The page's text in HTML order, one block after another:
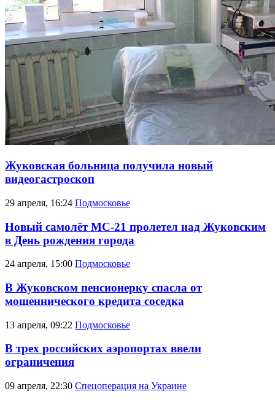
Жуковская больница получила новый
видеогастроскоп
29 апреля, 16:24 Подмосковье
Новый самолёт МС-21 пролетел над Жуковским
в День рождения города
24 апреля, 15:00 Подмосковье
В Жуковском пенсионерку спасла от
мошеннического кредита соседка
13 апреля, 09:22 Подмосковье
В трех российских аэропортах ввели
ограничения
09 апреля, 22:30 Спецоперация на Украине